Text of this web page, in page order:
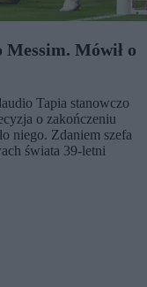
Mówił o
Tapia stanowczo
o zakończeniu
niego. Zdaniem szefa
świata 39-letni